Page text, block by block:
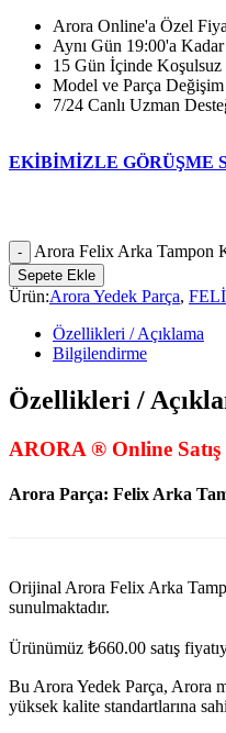
Arora Online'a Özel
Aynı Gün 19:00'a
15 Gün İçinde Koşulsuz
Model ve Parça Değişim
7/24 Canlı Uzman
EKİBİMİZLE GÖRÜŞME
Arora Felix Arka Tampon
Sepete Ekle
Ürün:Arora Yedek Parça,
Özellikleri / Açıklama
Bilgilendirme
Özellikleri /
ARORA ® Online Satış
Arora Parça: Felix Arka
Orijinal Arora Felix Arka
sunulmaktadır.
Ürünümüz ₺660.00 satış
Bu Arora Yedek Parça, Arora
yüksek kalite standartlarına